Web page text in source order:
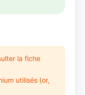
la fiche
utilisés (or,